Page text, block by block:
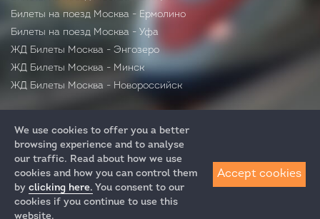
Билеты на поезд Москва - Ермолино
Билеты на поезд Москва - Уфа
ЖД Билеты Москва - Энгозеро
ЖД Билеты Москва - Минск
ЖД Билеты Москва - Новороссийск
+7 (812) 313-64-52
We use cookies to offer you a better
browsing experience and to analyse
our traffic. Read about how we use
cookies and how you can control them
by clicking here. You consent to our
cookies if you continue to use this
website.
Accept cookies